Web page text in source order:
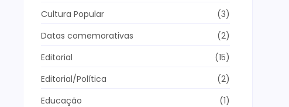
Cultura Popular
(3)
Datas comemorativas
(2)
Editorial
(15)
Editorial/Política
(2)
Educação
(1)